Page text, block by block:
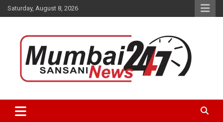
Skip
to
Saturday, August 8, 2026
Mumbai Sansani
time updates on recent news around the World.